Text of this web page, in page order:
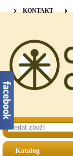
Katalog
KONTAKT